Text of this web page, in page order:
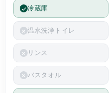
冷蔵庫
温水洗浄トイレ
リンス
バスタオル